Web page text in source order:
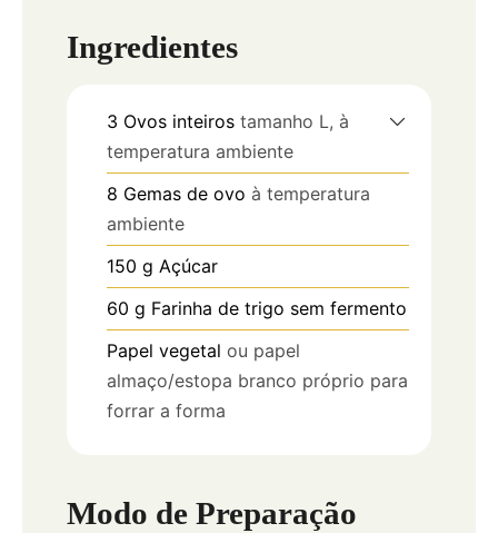
Ingredientes
3 Ovos inteiros tamanho L, à
temperatura ambiente
8 Gemas de ovo à temperatura
ambiente
150 g Açúcar
60 g Farinha de trigo sem fermento
Papel vegetal ou papel
almaço/estopa branco próprio para
forrar a forma
Modo de Preparação